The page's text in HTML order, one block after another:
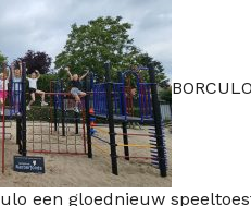
een gloednieuw